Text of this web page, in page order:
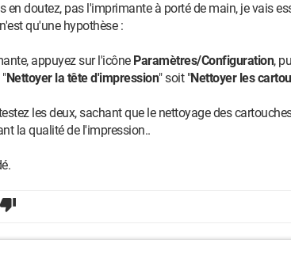
en doutez, pas l'imprimante à porté de main, je vais
qu'une hypothèse :
appuyez sur l'icône Paramètres/Configuration,
Nettoyer la tête d'impression" soit "Nettoyer les
les deux, sachant que le nettoyage des
la qualité de l'impression..